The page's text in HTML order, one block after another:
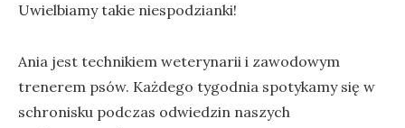
Uwielbiamy takie niespodzianki!
Ania jest technikiem weterynarii i zawodowym
trenerem psów. Każdego tygodnia spotykamy się w
schronisku podczas odwiedzin naszych